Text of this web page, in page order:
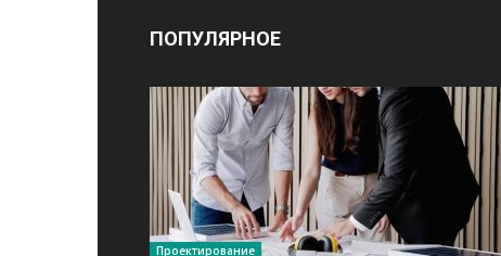
ПОПУЛЯРНОЕ
Проектирование